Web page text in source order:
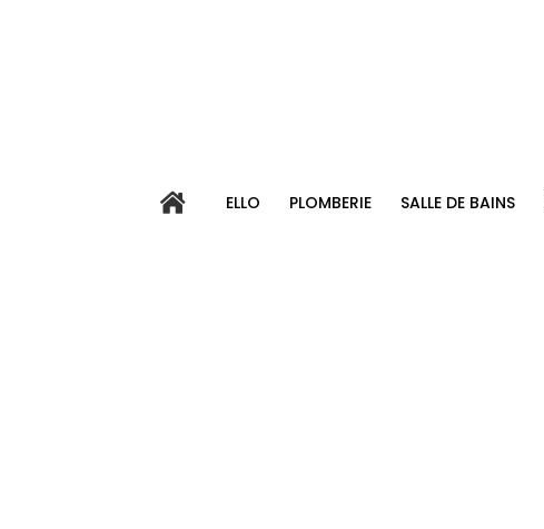
ELLO PLOMBERIE SALLE DE BAINS